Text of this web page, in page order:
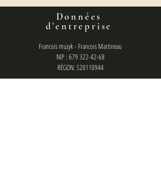
Données
d'entreprise
Francois muzyk - Francois Martineau
NIP : 679 322-42-68
RÉGON: 520110944